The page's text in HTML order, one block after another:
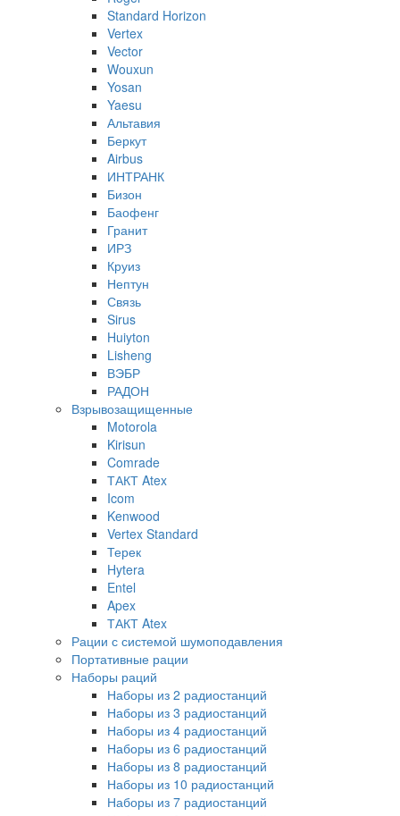
Standard Horizon
Vertex
Vector
Wouxun
Yosan
Yaesu
Альтавия
Беркут
Airbus
ИНТРАНК
Бизон
Баофенг
Гранит
ИРЗ
Круиз
Нептун
Связь
Sirus
Huiyton
Lisheng
ВЭБР
РАДОН
Взрывозащищенные
Motorola
Kirisun
Comrade
ТАКТ Atex
Icom
Kenwood
Vertex Standard
Терек
Hytera
Entel
Apex
ТАКТ Atex
Рации с системой шумоподавления
Портативные рации
Наборы раций
Наборы из 2 радиостанций
Наборы из 3 радиостанций
Наборы из 4 радиостанций
Наборы из 6 радиостанций
Наборы из 8 радиостанций
Наборы из 10 радиостанций
Наборы из 7 радиостанций